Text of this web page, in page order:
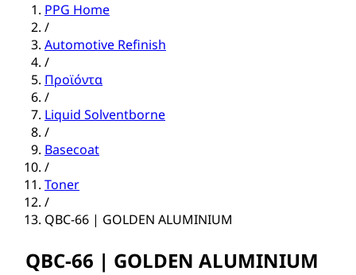
PPG Home
/
Automotive Refinish
/
Προϊόντα
/
Liquid Solventborne
/
Basecoat
/
Toner
/
QBC-66 | GOLDEN ALUMINIUM
QBC-66 | GOLDEN ALUMINIUM